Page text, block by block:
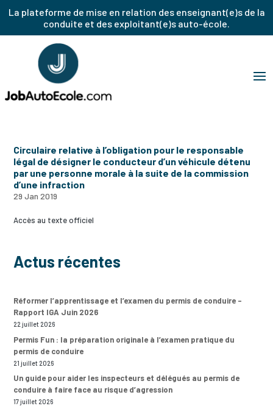
La plateforme de mise en relation des enseignant(e)s de la
conduite et des exploitant(e)s auto-école.
Circulaire relative à l’obligation pour le responsable
légal de désigner le conducteur d’un véhicule détenu
par une personne morale à la suite de la commission
d’une infraction
29 Jan 2019
Accès au texte officiel
Actus récentes
Réformer l’apprentissage et l’examen du permis de conduire –
Rapport IGA Juin 2026
22 juillet 2026
Permis Fun : la préparation originale à l’examen pratique du
permis de conduire
21 juillet 2026
Un guide pour aider les inspecteurs et délégués au permis de
conduire à faire face au risque d’agression
17 juillet 2026